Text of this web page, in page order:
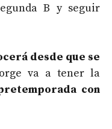
B y seguir
desde que se
va a tener la
con